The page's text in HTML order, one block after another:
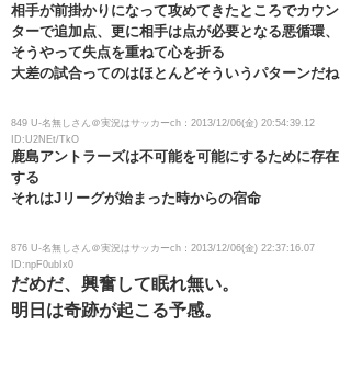
相手が前掛かりになって攻めてきたところでカウン
ターで追加点、更に相手は点が必要となる悪循環、
そうやって失点を重ねて心を折る
大差の試合ってのはほとんどそういうパターンだね
849 U-名無しさん＠実況はサッカーch：2013/12/06(金) 20:54:39.12
ID:U2NEt/TkO
鹿島アントラーズは不可能を可能にするために存在
する
それはJリーグが始まった時からの宿命
876 U-名無しさん＠実況はサッカーch：2013/12/06(金) 22:37:16.07
ID:npF0ubIx0
だめだ、興奮して眠れ無い。
明日は奇跡が起こる予感。